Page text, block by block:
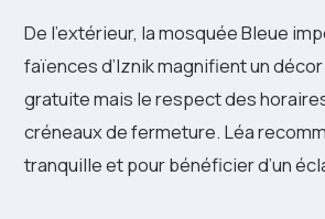
De l’extérieur, la mosquée Bleue
faïences d’Iznik magnifient un
gratuite mais le respect des
créneaux de fermeture. Léa
tranquille et pour bénéficier d’un